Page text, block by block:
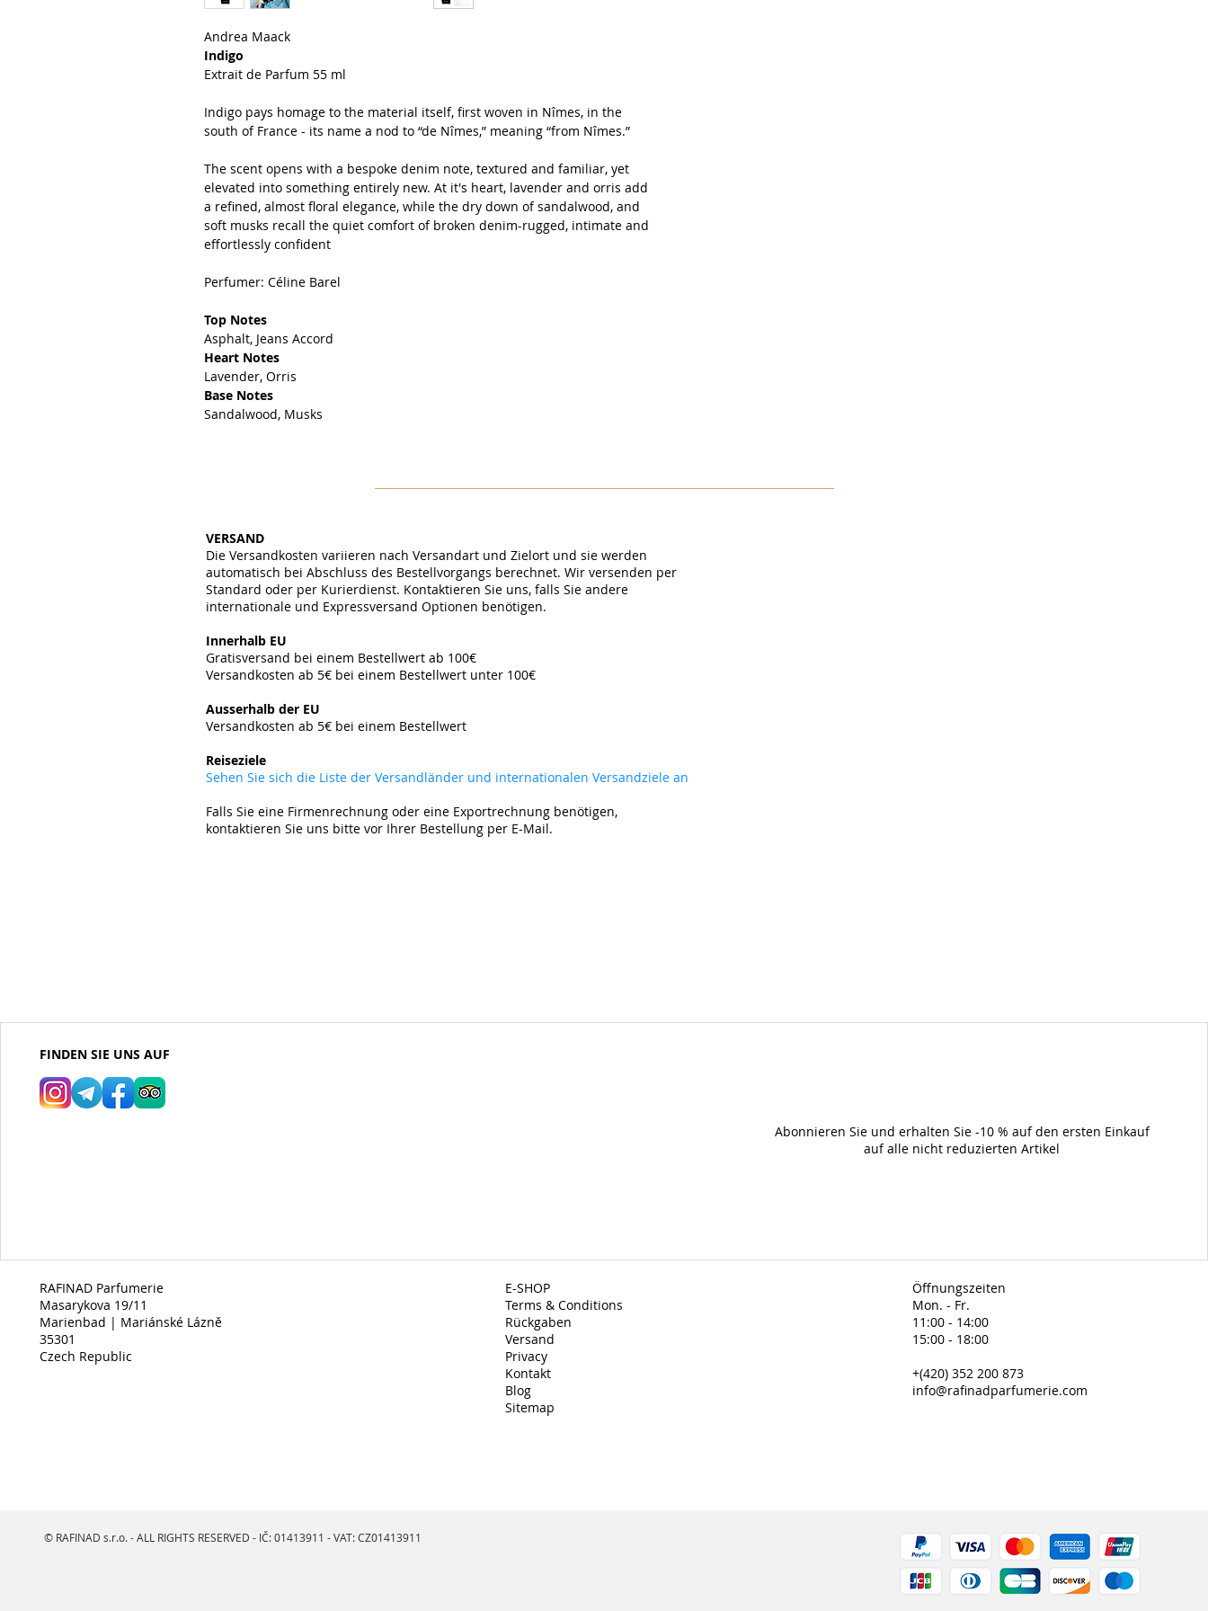
Andrea Maack
Indigo
Extrait de Parfum 55 ml
Indigo pays homage to the material itself, first woven in Nîmes, in the
south of France - its name a nod to “de Nîmes,” meaning “from Nîmes.”
The scent opens with a bespoke denim note, textured and familiar, yet
elevated into something entirely new. At it's heart, lavender and orris add
a refined, almost floral elegance, while the dry down of sandalwood, and
soft musks recall the quiet comfort of broken denim-rugged, intimate and
effortlessly confident
Perfumer: Céline Barel
Top Notes
Asphalt, Jeans Accord
Heart Notes
Lavender, Orris
Base Notes
Sandalwood, Musks
VERSAND
Die Versandkosten variieren nach Versandart und Zielort und sie werden
automatisch bei Abschluss des Bestellvorgangs berechnet. Wir versenden per
Standard oder per Kurierdienst. Kontaktieren Sie uns, falls Sie andere
internationale und Expressversand Optionen benötigen.
Innerhalb EU
Gratisversand bei einem Bestellwert ab 100€
Versandkosten ab 5€ bei einem Bestellwert unter 100€
Ausserhalb der EU
Versandkosten ab 5€ bei einem Bestellwert
Reiseziele
Sehen Sie sich die Liste der Versandländer und internationalen Versandziele an
Falls Sie eine Firmenrechnung oder eine Exportrechnung benötigen,
kontaktieren Sie uns bitte vor Ihrer Bestellung per E-Mail.
FINDEN SIE UNS AUF
Abonnieren Sie und erhalten Sie -10 % auf den ersten Einkauf
auf alle nicht reduzierten Artikel
RAFINAD Parfumerie
Masarykova 19/11
Marienbad | Mariánské Lázně
35301
Czech Republic
E-SHOP
Terms & Conditions
Rückgaben
Versand
Privacy
Kontakt
Blog
Sitemap
Öffnungszeiten
Mon. - Fr.
11:00 - 14:00
15:00 - 18:00
+(420) 352 200 873
info@rafinadparfumerie.com
© RAFINAD s.r.o. - ALL RIGHTS RESERVED - IČ: 01413911 - VAT: CZ01413911